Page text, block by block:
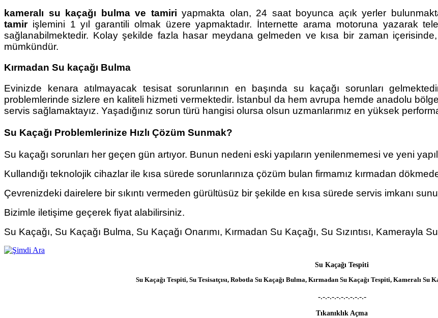
kameralı su kaçağı bulma ve tamiri yapmakta olan, 24 saat boyunca açık yerler
tamirişlemini 1 yıl garantili olmak üzere yapmaktadır. İnternette arama motoruna yazarak
sağlanabilmektedir. Kolay şekilde fazla hasar meydana gelmeden ve kısa bir zaman
mümkündür.
Kırmadan Su kaçağı Bulma
Evinizde kenara atılmayacak tesisat sorunlarının en başında su kaçağı sorunları
problemlerinde sizlere en kaliteli hizmeti vermektedir. İstanbul da hem avrupa hemde anadolu
servis sağlamaktayız. Yaşadığınız sorun türü hangisi olursa olsun uzmanlarımız en yüksek
Su Kaçağı Problemlerinize Hızlı Çözüm Sunmak?
Su kaçağı sorunları her geçen gün artıyor. Bunun nedeni eski yapıların yenilenmemesi ve yeni
Kullandığı teknolojik cihazlar ile kısa sürede sorunlarınıza çözüm bulan firmamız kırmadan
Çevrenizdeki dairelere bir sıkıntı vermeden gürültüsüz bir şekilde en kısa sürede servis imkanı
Bizimle iletişime geçerek fiyat alabilirsiniz.
Su Kaçağı, Su Kaçağı Bulma, Su Kaçağı Onarımı, Kırmadan Su Kaçağı, Su Sızıntısı, Kamerayla
Su Kaçağı Tespiti
Su Kaçağı Tespiti, Su Tesisatçısı, Robotla Su Kaçağı Bulma, Kırmadan Su Kaçağı Tespiti, Kameralı Su
-.-.-.-.-.-.-.-.-.-.-
Tıkanıklık Açma